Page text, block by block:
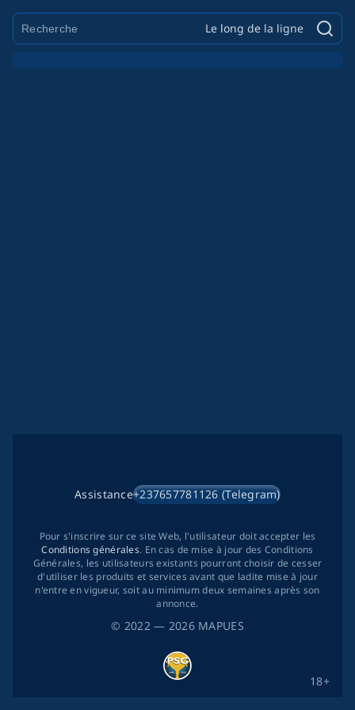
Le long de la ligne
© 2022— 2026 MAPUES
Assistance+237657781126 (Telegram)
18+
Pour s'inscrire sur ce site Web, l'utilisateur doit accepter les
Conditions générales. En cas de mise à jour des Conditions
Générales, les utilisateurs existants pourront choisir de cesser
d'utiliser les produits et services avant que ladite mise à jour
n'entre en vigueur, soit au minimum deux semaines après son
annonce.